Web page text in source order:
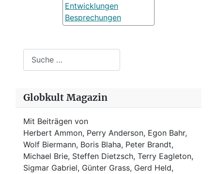
Entwicklungen
Besprechungen
Globkult Magazin
Mit Beiträgen von
Herbert Ammon, Perry Anderson, Egon Bahr,
Wolf Biermann, Boris Blaha, Peter Brandt,
Michael Brie, Steffen Dietzsch, Terry Eagleton,
Sigmar Gabriel, Günter Grass, Gerd Held,